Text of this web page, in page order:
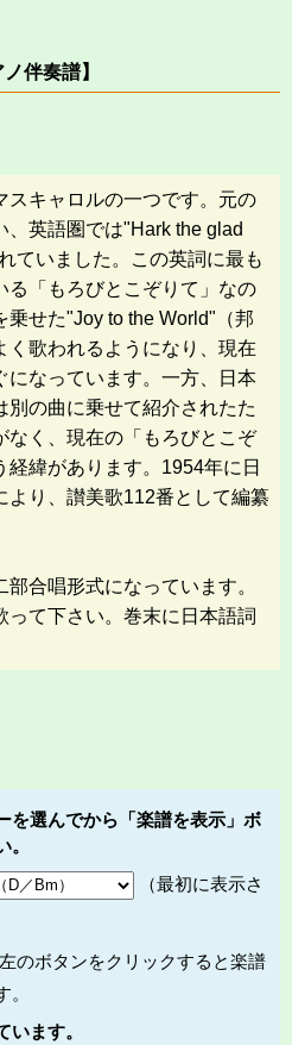
伴奏譜】
スキャロルの一つです。元の
、英語圏では"Hark the glad
ていました。この英詞に最も
る「もろびとこぞりて」なの
乗せた"Joy to the World"（邦
く歌われるようになり、現在
になっています。一方、日本
別の曲に乗せて紹介されたた
なく、現在の「もろびとこぞ
経緯があります。1954年に日
より、讃美歌112番として編纂
合唱形式になっています。
って下さい。巻末に日本語詞
を選んでから「楽譜を表示」ボ
（最初に表示さ
のボタンをクリックすると楽譜
います。